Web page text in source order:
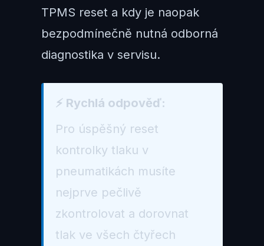
TPMS reset a kdy je naopak
bezpodmínečně nutná odborná
diagnostika v servisu.
⚡ Rychlá odpověď:
Pro úspěšný reset
kontrolky tlaku v
pneumatikách musíte
nejprve pečlivě
zkontrolovat a dorovnat
tlak ve všech čtyřech